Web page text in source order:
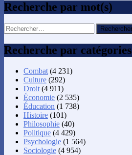
Recherche par mot(s)
Rechercher :
Recherche par catégories
Combat (4 231)
Culture (292)
Droit (4 911)
Économie (2 535)
Éducation (1 738)
Histoire (101)
Philosophie (40)
Politique (4 429)
Psychologie (1 564)
Sociologie (4 954)